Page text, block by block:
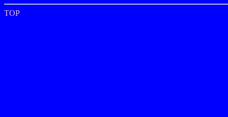
TOP